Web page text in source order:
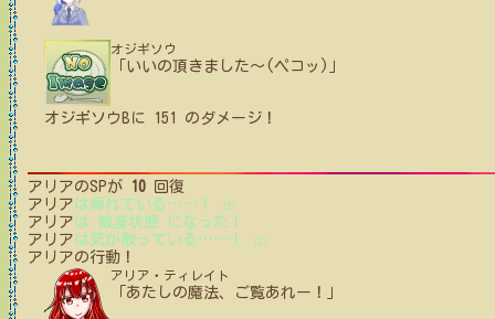
オジギソウ
「いいの頂きました〜(ペコッ)」
オジギソウB に 151 のダメージ！
アリアのSPが 10 回復
アリア は痺れている …… ！ (3)
アリア は 散漫状態 になった！
アリア は気が散っている …… ！ (2)
アリアの行動！
アリア・ティレイト
「あたしの魔法、ご覧あれー！」